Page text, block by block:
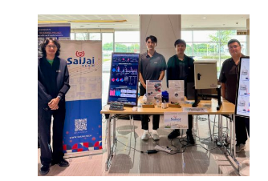
การมาเยี่ยมชม
บริษัท โดยผู้แทน
จาก Macnica
Cytech